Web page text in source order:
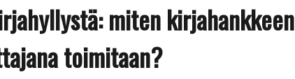
miten kirjahankkeen
toimitaan?